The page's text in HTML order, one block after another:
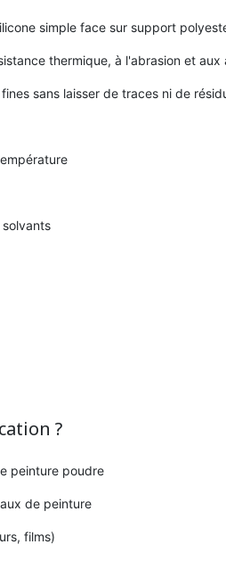
simple face sur support
thermique, à l'abrasion et aux
sans laisser de traces ni de
?
peinture poudre
de peinture
films)